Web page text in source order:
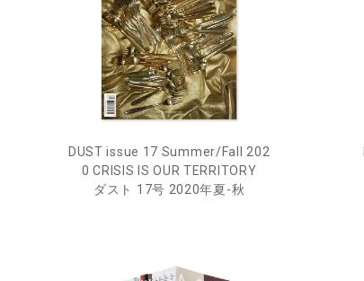
DUST issue 17 Summer/Fall 202
0 CRISIS IS OUR TERRITORY
ダスト 17号 2020年夏-秋